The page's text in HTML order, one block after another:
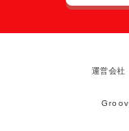
運営会社